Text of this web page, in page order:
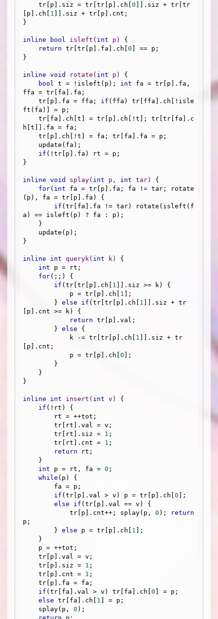
    tr[p].siz = tr[tr[p].ch[
0 ]].siz + tr[tr
[p].ch[ 1 ]].siz + tr[p].cnt;
}
inline bool isleft ( int p)
{
return tr[tr[p].fa].ch[ 0 ] == p;
}
inline void rotate ( int p)
{
bool t = !isleft(p); int fa = tr[p].fa,
ffa = tr[fa].fa;
    tr[p].fa = ffa;
if (ffa) tr[ffa].ch[!isle
ft(fa)] = p;
h[t]].fa = fa;
if (!tr[p].fa) rt = p;
}
inline void splay( int p, int tar)
{
for( int fa = tr[p].fa; fa != tar; rotate
(p), fa = tr[p].fa) {
if (tr[fa].fa != tar) rotate(isleft(f
a) == isleft(p) ? fa : p);
}
inline int queryk( int k)
{
int p = rt;
for(;;) {
if (tr[tr[p].ch[ 1 ]].siz >= k) {
            p = tr[p].ch[
1 ];
        }
else if (tr[tr[p].ch[ 1 ]].siz + tr
[p].cnt >= k) {
return tr[p].val;
        }
else {
            k -= tr[tr[p].ch[
1 ]].siz + tr
[p].cnt;
            p = tr[p].ch[
0 ];
}
inline int insert ( int v)
{
if (!rt) {
        tr[rt].siz =
1 ;
        tr[rt].cnt =
1 ;
return rt;
int p = rt, fa = 0 ;
while (p) {
if (tr[p].val > v) p = tr[p].ch[ 0 ];
else
if (tr[p].val == v) {
            tr[p].cnt++; splay(p,
0 );
return
p;
        }
else p = tr[p].ch[ 1 ];
    tr[p].siz =
1 ;
    tr[p].cnt =
1 ;
if (tr[fa].val > v) tr[fa].ch[ 0 ] = p;
else tr[fa].ch[ 1 ] = p;
    splay(p,
0 );